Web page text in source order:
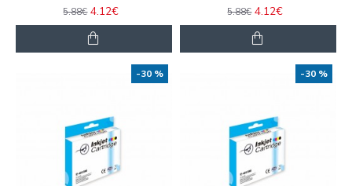
5.88€ 4.12€ 5.88€ 4.12€
-30 % -30 %